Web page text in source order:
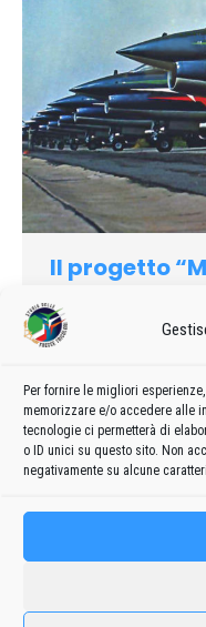
Per fornire le migliori
memorizzare e/o accedere alle
tecnologie ci permetterà di
o ID unici su questo sito. Non
negativamente su alcune
Il progetto
1972
Alla sera, al “party”,
Americhe”” per il 50°
dell’Aeronautica
consiglio.